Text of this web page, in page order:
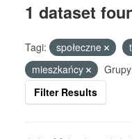
1 dataset
Tagi: społeczne
mieszkańcy
Filter Results